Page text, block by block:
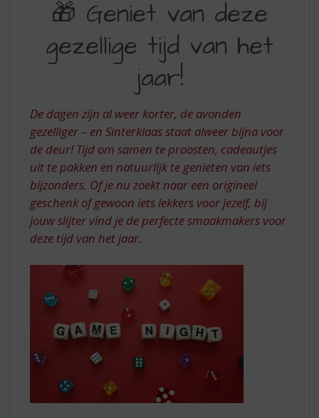
VAN
DEZE
GEZELLIGE
VAN
HET
JAAR
🎁 Geniet van deze
gezellige tijd van het
jaar!
De dagen zijn al weer korter, de avonden
gezelliger – en Sinterklaas staat alweer bijna voor
de deur! Tijd om samen te proosten, cadeautjes
uit te pakken en natuurlijk te genieten van iets
bijzonders. Of je nu zoekt naar een origineel
geschenk of gewoon iets lekkers voor jezelf, bij
jouw slijter vind je de perfecte smaakmakers voor
deze tijd van het jaar.